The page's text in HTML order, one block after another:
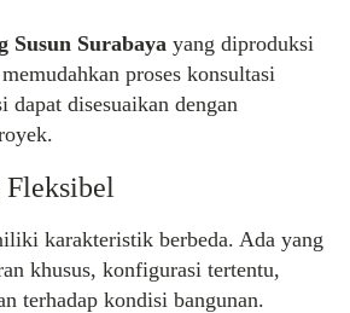
Susun Surabaya yang diproduksi
proses konsultasi
dapat disesuaikan dengan
Fleksibel
karakteristik berbeda. Ada yang
khusus, konfigurasi tertentu,
terhadap kondisi bangunan.